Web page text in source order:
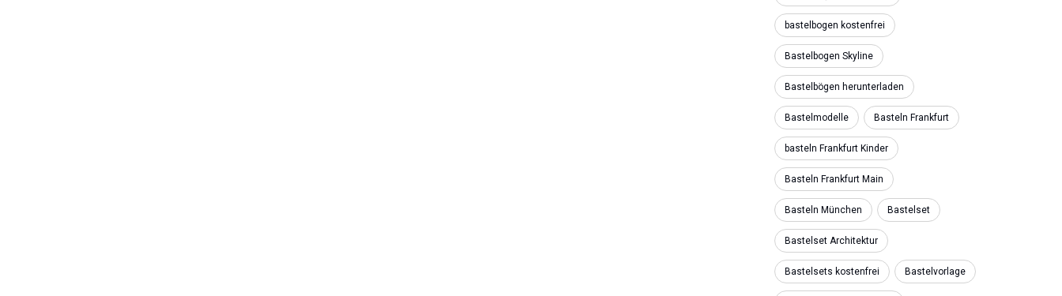
bastelbogen kostenfrei
Bastelbogen Skyline
Bastelbögen herunterladen
Bastelmodelle Basteln Frankfurt
basteln Frankfurt Kinder
Basteln Frankfurt Main
Basteln München Bastelset
Bastelset Architektur
Bastelsets kostenfrei Bastelvorlage